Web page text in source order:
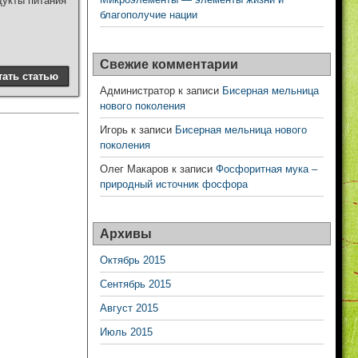
статью
благополучие нации
Свежие комментарии
Администратор к записи Бисерная мельница
нового поколения
Игорь к записи Бисерная мельница нового
поколения
Олег Макаров к записи Фосфоритная мука –
природный источник фосфора
Архивы
Октябрь 2015
Сентябрь 2015
Август 2015
Июль 2015